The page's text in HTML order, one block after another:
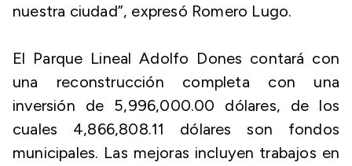
nuestra ciudad”, expresó Romero Lugo.
El Parque Lineal Adolfo Dones contará con
una reconstrucción completa con una
inversión de 5,996,000.00 dólares, de los
cuales 4,866,808.11 dólares son fondos
municipales. Las mejoras incluyen trabajos en